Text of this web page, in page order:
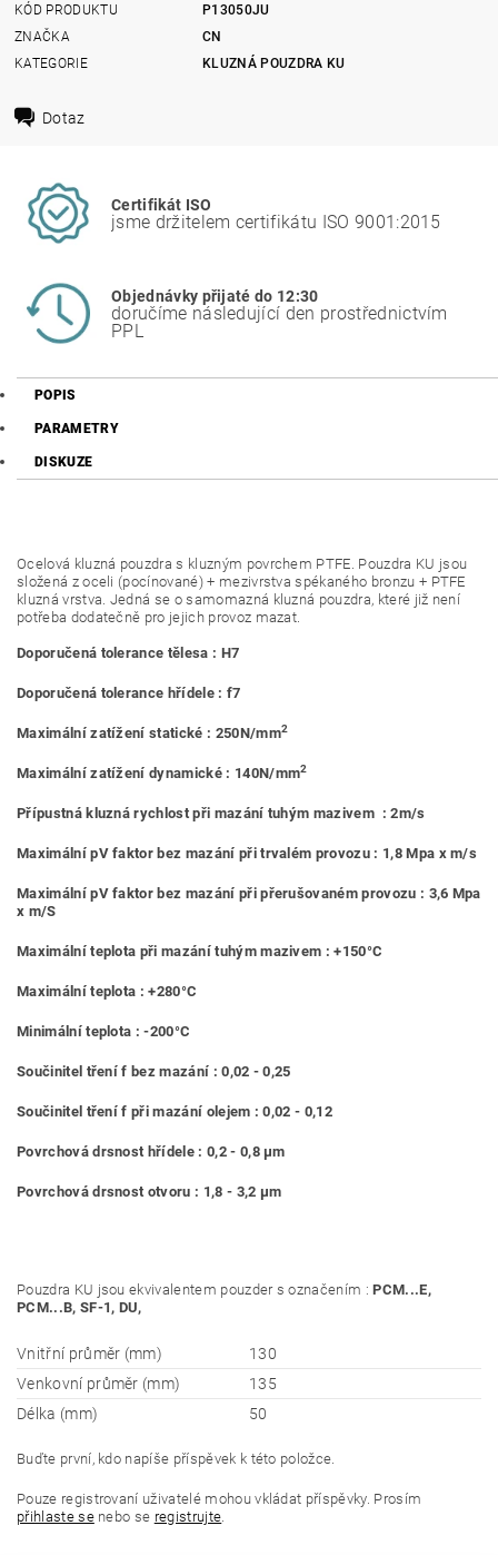
KÓD PRODUKTU
P13050JU
ZNAČKA
CN
KATEGORIE
KLUZNÁ POUZDRA KU
Dotaz
Certifikát ISO
jsme držitelem certifikátu ISO 9001:2015
Objednávky přijaté do 12:30
doručíme následující den prostřednictvím
PPL
POPIS
PARAMETRY
DISKUZE
Ocelová kluzná pouzdra s kluzným povrchem PTFE. Pouzdra KU jsou
složená z oceli (pocínované) + mezivrstva spékaného bronzu + PTFE
kluzná vrstva. Jedná se o samomazná kluzná pouzdra, které již není
potřeba dodatečně pro jejich provoz mazat.
Doporučená tolerance tělesa : H7
Doporučená tolerance hřídele : f7
Maximální zatížení statické : 250N/mm2
Maximální zatížení dynamické : 140N/mm2
Přípustná kluzná rychlost při mazání tuhým mazivem : 2m/s
Maximální pV faktor bez mazání při trvalém provozu : 1,8 Mpa x m/s
Maximální pV faktor bez mazání při přerušovaném provozu : 3,6 Mpa
x m/S
Maximální teplota při mazání tuhým mazivem : +150°C
Maximální teplota : +280°C
Minimální teplota : -200°C
Součinitel tření f bez mazání : 0,02 - 0,25
Součinitel tření f při mazání olejem : 0,02 - 0,12
Povrchová drsnost hřídele : 0,2 - 0,8 μm
Povrchová drsnost otvoru : 1,8 - 3,2 μm
Pouzdra KU jsou ekvivalentem pouzder s označením :PCM...E,
PCM...B, SF-1, DU,
Vnitřní průměr (mm)
130
Venkovní průměr (mm)
135
Délka (mm)
50
Buďte první, kdo napíše příspěvek k této položce.
Pouze registrovaní uživatelé mohou vkládat příspěvky. Prosím
přihlaste senebo se registrujte.